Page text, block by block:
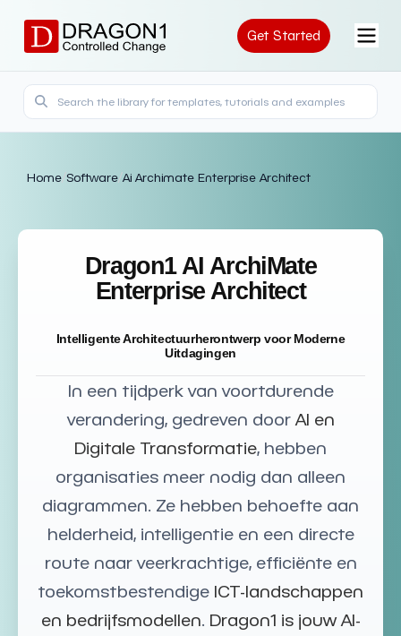
Get Started
Home Software/Ai Archimate Enterprise Architect
Dragon1 AI ArchiMate
Enterprise Architect
Intelligente Architectuurherontwerp voor Moderne
Uitdagingen
In een tijdperk van voortdurende
verandering, gedreven door AI en
Digitale Transformatie, hebben
organisaties meer nodig dan alleen
diagrammen. Ze hebben behoefte aan
helderheid, intelligentie en een directe
route naar veerkrachtige, efficiënte en
toekomstbestendige ICT-landschappen
en bedrijfsmodellen. Dragon1 is jouw AI-